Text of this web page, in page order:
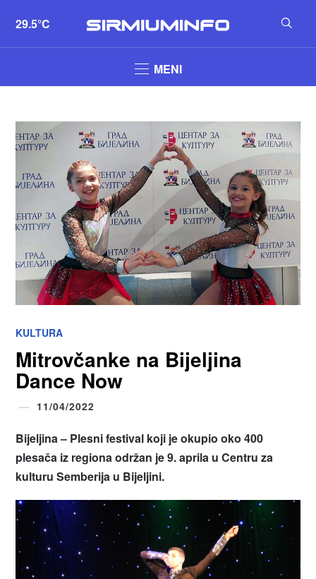
29.5°C
MENI
KULTURA
Mitrovčanke na Bijeljina
Dance Now
11/04/2022
Bijeljina – Plesni festival koji je okupio oko 400
plesača iz regiona održan je 9. aprila u Centru za
kulturu Semberija u Bijeljini.